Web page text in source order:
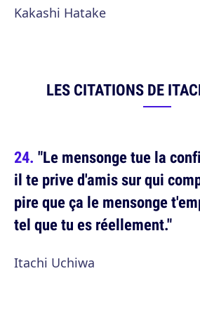
Kakashi Hatake
LES CITATIONS DE
"Le mensonge tue la
il te prive d'amis sur qui
pire que ça le mensonge
tel que tu es réellement."
Itachi Uchiwa